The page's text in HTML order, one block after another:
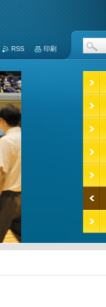
RSS 印刷